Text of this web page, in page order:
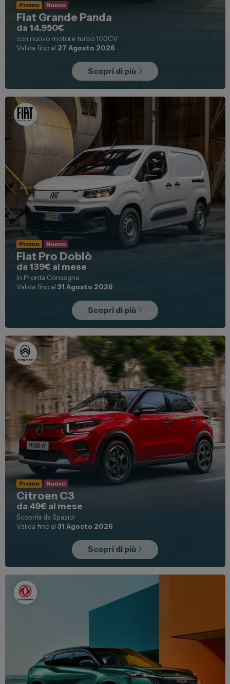
Telefono Officina
011 22 51 737
Email
spazio@spaziogroup.com
Promo Nuovo
Fiat Grande Panda
da 14.950€
con nuovo motore turbo 100CV
Valida fino al 27 Agosto 2026
Scopri di più
Promo Nuovo
Fiat Pro Doblò
da 139€ al mese
In Pronta Consegna
Valida fino al31 Agosto 2026
Scopri di più
Promo Nuovo
Citroen C3
da 49€ al mese
Scoprila da Spazio!
Valida fino al31 Agosto 2026
Scopri di più